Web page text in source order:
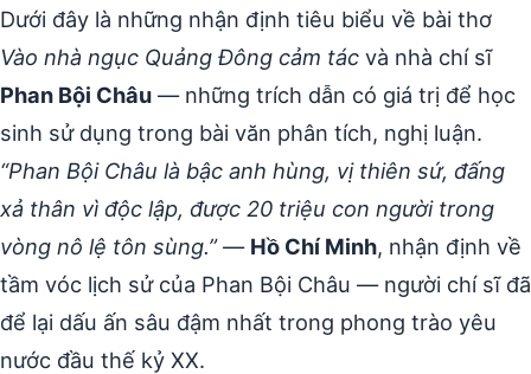
Dưới đây là những nhận định tiêu biểu về bài thơ
Vào nhà ngục Quảng Đông cảm tác và nhà chí sĩ
Phan Bội Châu — những trích dẫn có giá trị để học
sinh sử dụng trong bài văn phân tích, nghị luận.
“Phan Bội Châu là bậc anh hùng, vị thiên sứ, đấng
xả thân vì độc lập, được 20 triệu con người trong
vòng nô lệ tôn sùng.”— Hồ Chí Minh, nhận định về
tầm vóc lịch sử của Phan Bội Châu — người chí sĩ đã
để lại dấu ấn sâu đậm nhất trong phong trào yêu
nước đầu thế kỷ XX.